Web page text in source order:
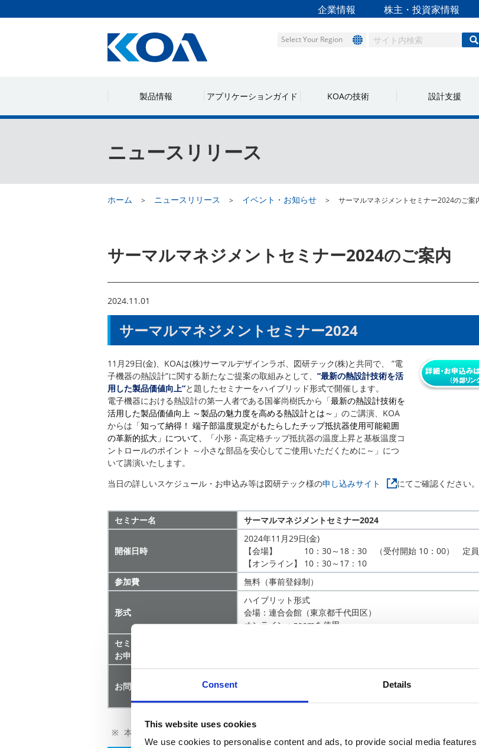
Consent Details
This website uses cookies
We use cookies to personalise content and ads, to provide social media
企業情報 株主・投資家情報
Select Your Region
製品情報 アプリケーションガイド KOAの技術 設計支援
ニュースリリース
ホーム ニュースリリース イベント・お知らせ サーマルマネジメントセミナー2024のご案
サーマルマネジメントセミナー2024のご案内
2024.11.01
サーマルマネジメントセミナー2024
11月29日(金)、KOAは(株)サーマルデザインラボ、図研テック(株)と共同で、 ”電
子機器の熱設計”に関する新たなご提案の取組みとして、 ”最新の熱設計技術を活
用した製品価値向上”と題したセミナーをハイブリッド形式で開催します。
電子機器における熱設計の第一人者である国峯尚樹氏から「最新の熱設計技術を
活用した製品価値向上 ～製品の魅力度を高める熱設計とは～」 のご講演、KOA
からは「知って納得！ 端子部温度規定がもたらしたチップ抵抗器使用可能範囲
の革新的拡大」について、「小形・高定格チップ抵抗器の温度上昇と基板温度コ
ントロールのポイント ～小さな部品を安心してご使用いただくために～」につ
いて講演いたします。
当日の詳しいスケジュール・お申込み等は図研テック様の申し込みサイト にてご確認ください。
セミナー名 サーマルマネジメントセミナー2024
開催日時
2024年11月29日(金)
【会場】 10：30～18：30 （受付開始 10：00） 定員
【オンライン】 10：30～17：10
参加費
無料（事前登録制）
形式
ハイブリット形式
会場：連合会館（東京都千代田区）
オンライン：zoomを使用
セミナー詳細・
お申込み
お問い合わせ先
TEL: 045-471-2334
本セミナーに関するお問い合わせは図研テック様までお願い致します。